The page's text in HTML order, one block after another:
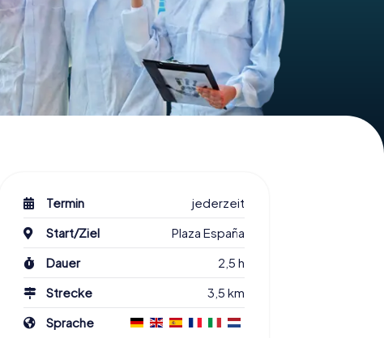
Termin
jederzeit
Start/Ziel
Plaza España
Dauer
2,5 h
Strecke
3,5 km
Sprache